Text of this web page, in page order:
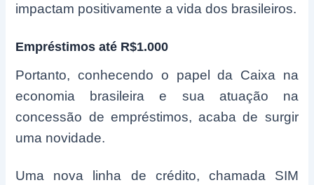
impactam positivamente a vida dos brasileiros.
Empréstimos até R$1.000
Portanto, conhecendo o papel da Caixa na
economia brasileira e sua atuação na
concessão de empréstimos, acaba de surgir
uma novidade.
Uma nova linha de crédito, chamada SIM